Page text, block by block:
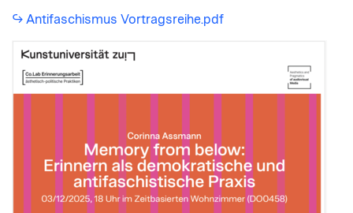
Antifaschismus Vortragsreihe.pdf